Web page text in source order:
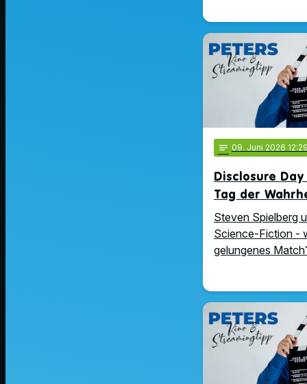
notes 09. Juni 2026 12:29
Disclosure
Tag der
Steven Spielberg
Science-Fiction -
gelungenes